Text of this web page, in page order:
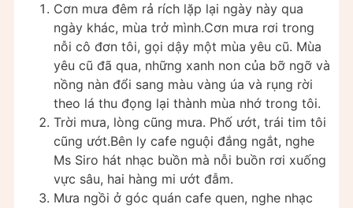
Cơn mưa đêm rả rích lặp lại ngày này qua
ngày khác, mùa trở mình.Cơn mưa rơi trong
nỗi cô đơn tôi, gọi dậy một mùa yêu cũ. Mùa
yêu cũ đã qua, những xanh non của bỡ ngỡ và
nồng nàn đổi sang màu vàng úa và rụng rời
theo lá thu đọng lại thành mùa nhớ trong tôi.
Trời mưa, lòng cũng mưa. Phố ướt, trái tim tôi
cũng ướt.Bên ly cafe nguội đắng ngắt, nghe
Ms Siro hát nhạc buồn mà nỗi buồn rơi xuống
vực sâu, hai hàng mi ướt đẫm.
Mưa ngồi ở góc quán cafe quen, nghe nhạc